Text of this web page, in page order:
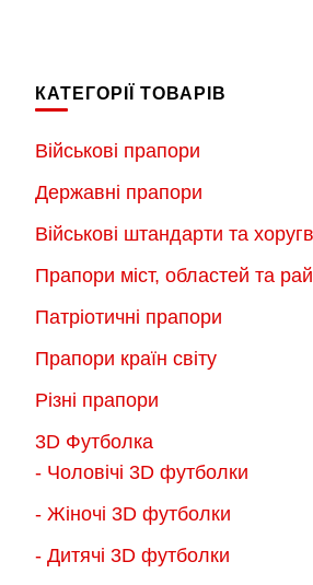
варіантів.
можна
на
сторінці
товару
КАТЕГОРІЇ ТОВАРІВ
Військові прапори
Державні прапори
Військові штандарти та
Прапори міст, областей та
Патріотичні прапори
Прапори країн світу
Різні прапори
3D Футболка
- Чоловічі 3D футболки
- Жіночі 3D футболки
- Дитячі 3D футболки